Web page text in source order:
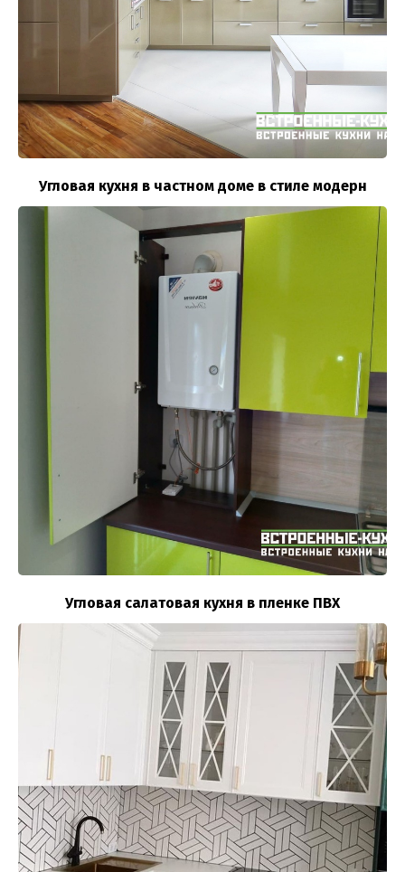
Угловая кухня в частном доме в стиле модерн
Угловая салатовая кухня в пленке ПВХ